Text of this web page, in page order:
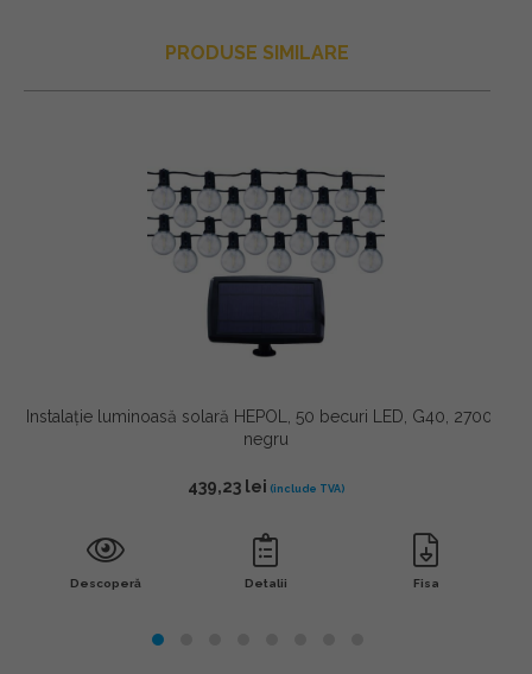
PRODUSE SIMILARE
Instalație luminoasă solară HEPOL, 50 becuri LED, G40, 2700K,
negru
439,23 lei
Descoperă Detalii Fisa